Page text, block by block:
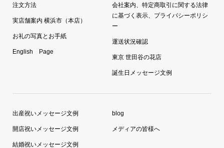
注文方法
実店舗案内 横浜市（本店）
お礼の写真とお手紙
English Page
会社案内、特定商取引に関する法律
に基づく表示、プライバシーポリシ
ー
運送状況確認
東京 世田谷の花店
誕生日メッセージ文例
出産祝いメッセージ文例
開店祝いメッセージ文例
結婚祝いメッセージ文例
blog
メディアの皆様へ